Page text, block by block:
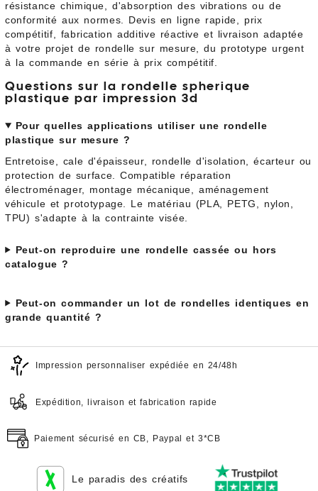
résistance chimique, d'absorption des vibrations ou de
conformité aux normes. Devis en ligne rapide, prix
compétitif, fabrication additive réactive et livraison adaptée
à votre projet de rondelle sur mesure, du prototype urgent
à la commande en série à prix compétitif.
Questions sur la rondelle spherique
plastique par impression 3d
Pour quelles applications utiliser une rondelle
plastique sur mesure ?
Entretoise, cale d'épaisseur, rondelle d'isolation, écarteur ou
protection de surface. Compatible réparation
électroménager, montage mécanique, aménagement
véhicule et prototypage. Le matériau (PLA, PETG, nylon,
TPU) s'adapte à la contrainte visée.
Peut-on reproduire une rondelle cassée ou hors
catalogue ?
Peut-on commander un lot de rondelles identiques en
grande quantité ?
Impression personnaliser expédiée en 24/48h
Expédition, livraison et fabrication rapide
Paiement sécurisé en CB, Paypal et 3*CB
Le paradis des créatifs